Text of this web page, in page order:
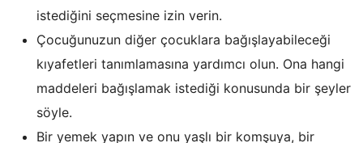
istediğini seçmesine izin verin.
Çocuğunuzun diğer çocuklara bağışlayabileceği
kıyafetleri tanımlamasına yardımcı olun. Ona hangi
maddeleri bağışlamak istediği konusunda bir şeyler
söyle.
Bir yemek yapın ve onu yaşlı bir komşuya, bir